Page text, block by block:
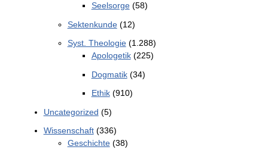
Seelsorge(58)
Sektenkunde(12)
Syst. Theologie(1.288)
Apologetik(225)
Dogmatik(34)
Ethik(910)
Uncategorized (5)
Wissenschaft(336)
Geschichte(38)